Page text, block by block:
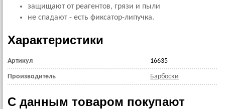
защищают от реагентов, грязи и пыли
не спадают - есть фиксатор-липучка.
Характеристики
Артикул 16635
Производитель Барбоски
С данным товаром покупают